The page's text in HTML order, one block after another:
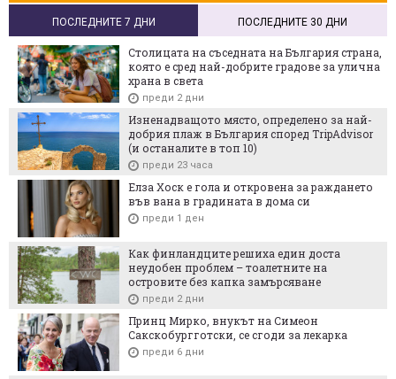
ПОСЛЕДНИТЕ 7 ДНИ ПОСЛЕДНИТЕ 30 ДНИ
Столицата на съседната на България страна,
която е сред най-добрите градове за улична
храна в света
преди 2 дни
Изненадващото място, определено за най-
добрия плаж в България според TripAdvisor
(и останалите в топ 10)
преди 23 часа
Елза Хоск е гола и откровена за раждането
във вана в градината в дома си
преди 1 ден
Как финландците решиха един доста
неудобен проблем – тоалетните на
островите без капка замърсяване
преди 2 дни
Принц Мирко, внукът на Симеон
Сакскобургготски, се сгоди за лекарка
преди 6 дни